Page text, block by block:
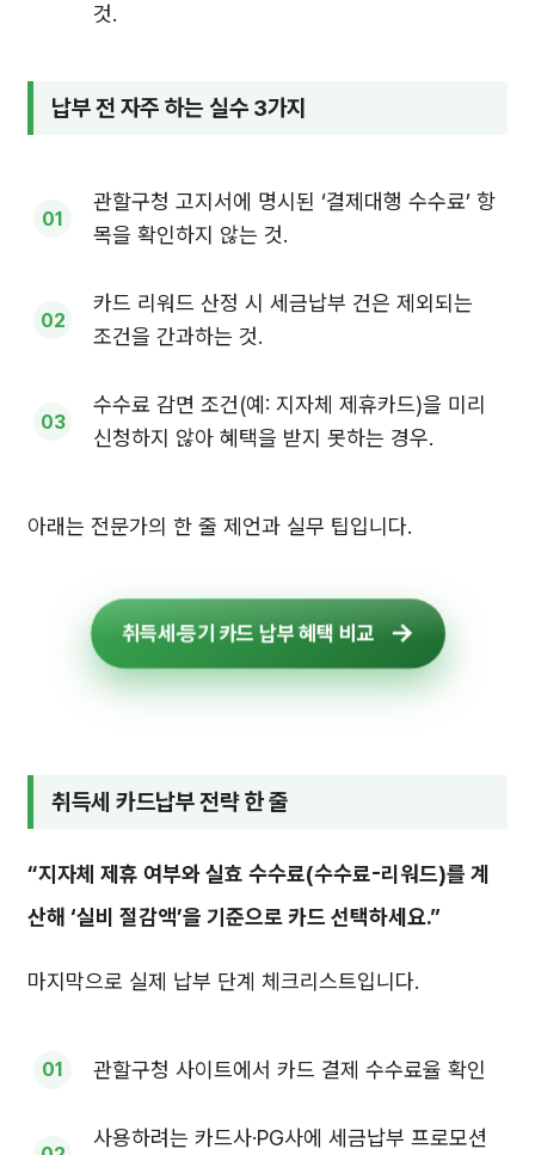
것.
납부 전 자주 하는 실수 3가지
관할구청 고지서에 명시된 ‘결제대행 수수료’ 항
목을 확인하지 않는 것.
카드 리워드 산정 시 세금납부 건은 제외되는
조건을 간과하는 것.
수수료 감면 조건(예: 지자체 제휴카드)을 미리
신청하지 않아 혜택을 받지 못하는 경우.
아래는 전문가의 한 줄 제언과 실무 팁입니다.
취득세·등기 카드 납부 혜택 비교
취득세 카드납부 전략 한 줄
“지자체 제휴 여부와 실효 수수료(수수료-리워드)를 계
산해 ‘실비 절감액’을 기준으로 카드 선택하세요.”
마지막으로 실제 납부 단계 체크리스트입니다.
관할구청 사이트에서 카드 결제 수수료율 확인
사용하려는 카드사·PG사에 세금납부 프로모션